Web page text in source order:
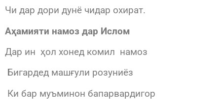
Чи дар дори дунё чидар охират.
Аҳамияти намоз дар Ислом
Дар ин ҳол хонед комил намоз
Бигардед машғули розуниёз
Ки бар муъминон бапарвардигор